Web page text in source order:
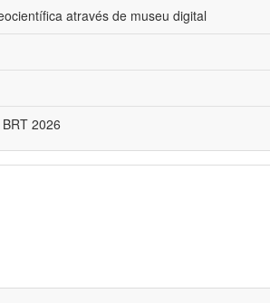
através de museu digital
2026